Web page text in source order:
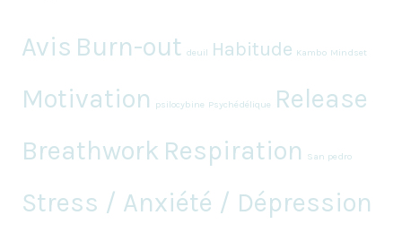
Avis Burn-out deuil Habitude Kambo Mindset
Motivation psilocybine Psychédélique
Release
Breathwork Respiration San pedro
Stress / Anxiété / Dépression